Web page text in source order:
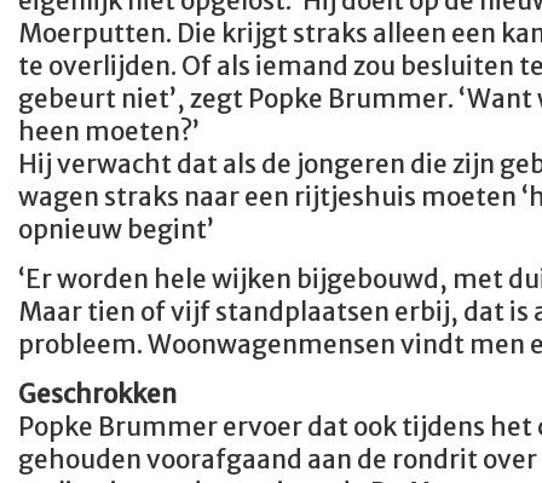
Moerputten. Die krijgt straks alleen een
te overlijden. Of als iemand zou besluiten
gebeurt niet’, zegt Popke Brummer.
heen moeten?’
Hij verwacht dat als de jongeren die zijn
wagen straks naar een rijtjeshuis moeten
opnieuw begint’
‘Er worden hele wijken bijgebouwd, met
Maar tien of vijf standplaatsen erbij, dat is
probleem. Woonwagenmensen vindt men
Geschrokken
Popke Brummer ervoer dat ook tijdens het
gehouden voorafgaand aan de rondrit